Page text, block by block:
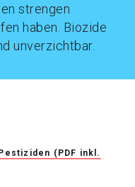
strengen
haben. Biozide
unverzichtbar.
(PDF inkl.